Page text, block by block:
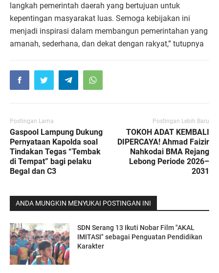
langkah pemerintah daerah yang bertujuan untuk
kepentingan masyarakat luas. Semoga kebijakan ini
menjadi inspirasi dalam membangun pemerintahan yang
amanah, sederhana, dan dekat dengan rakyat,” tutupnya
Postingan Lama
Gaspool Lampung Dukung
Pernyataan Kapolda soal
Tindakan Tegas “Tembak
di Tempat” bagi pelaku
Begal dan C3
Postingan Lebih Baru
TOKOH ADAT KEMBALI
DIPERCAYA! Ahmad Faizir
Nahkodai BMA Rejang
Lebong Periode 2026–
2031
ANDA MUNGKIN MENYUKAI POSTINGAN INI
SDN Serang 13 Ikuti Nobar Film "AKAL
IMITASI" sebagai Penguatan Pendidikan
Karakter